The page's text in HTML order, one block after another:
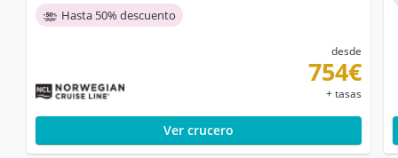
Hasta 50% descuento
desde
754€
+ tasas
Ver crucero